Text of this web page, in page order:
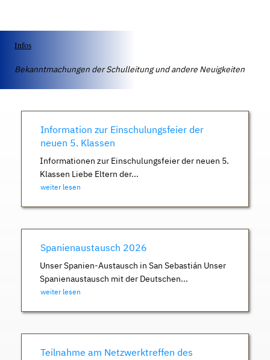
Infos
Bekanntmachungen der Schulleitung und andere Neuigkeiten
Information zur Einschulungsfeier der
neuen 5. Klassen
Informationen zur Einschulungsfeier der neuen 5.
Klassen Liebe Eltern der...
weiter lesen
Spanienaustausch 2026
Unser Spanien-Austausch in San Sebastián Unser
Spanienaustausch mit der Deutschen...
weiter lesen
Teilnahme am Netzwerktreffen des